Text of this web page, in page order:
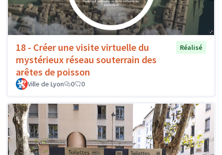
18 - Créer une visite virtuelle du
mystérieux réseau souterrain des
arêtes de poisson
Réalisé
Ville de Lyon 0 0